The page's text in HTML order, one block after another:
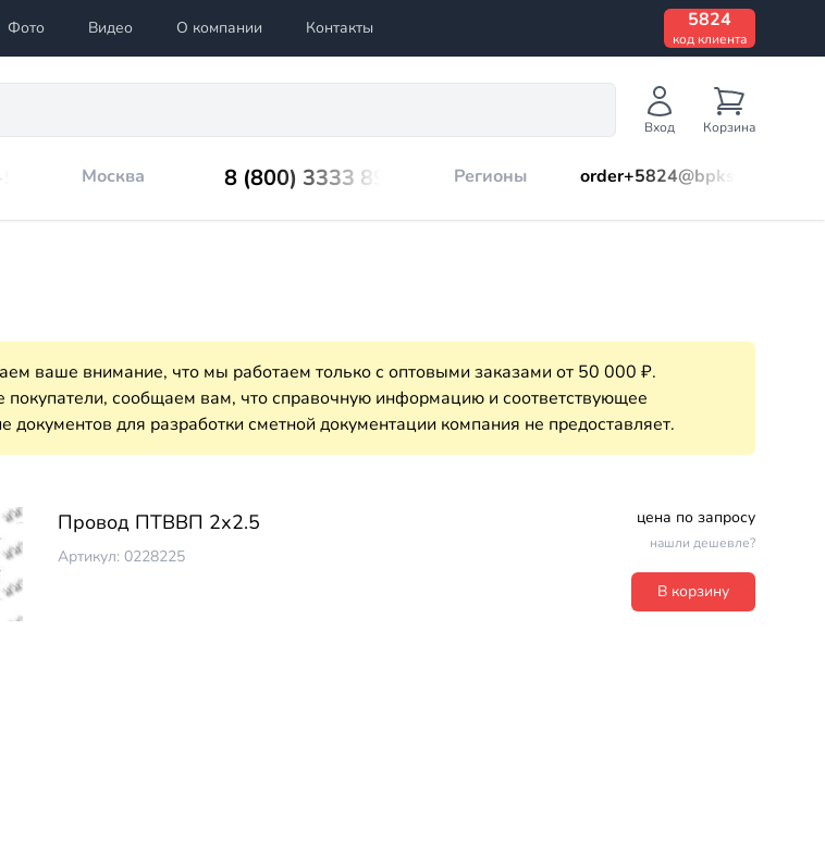
Фото Видео О компании Контакты 5824
код клиента
Вход Корзина
Москва 8 (800) 3333 899 Регионы order+5824@bpks.ru
ваше внимание, что мы работаем только с оптовыми заказами от 50 000 ₽.
сообщаем вам, что справочную информацию и соответствующее
документов для разработки сметной документации компания не предоставляет.
Провод ПТВВП 2х2.5
Артикул: 0228225
цена по запросу
нашли дешевле?
В корзину